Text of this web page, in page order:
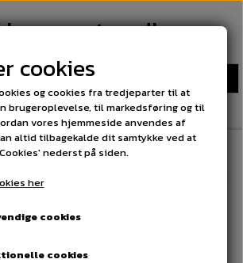
Bomuld. Fri fragt på alle ordrer over 300 kr
cookies
og cookies fra tredjeparter til at
brugeroplevelse, til markedsføring og til
vores hjemmeside anvendes af
altid tilbagekalde dit samtykke ved at
nederst på siden.
her
cookies
cookies